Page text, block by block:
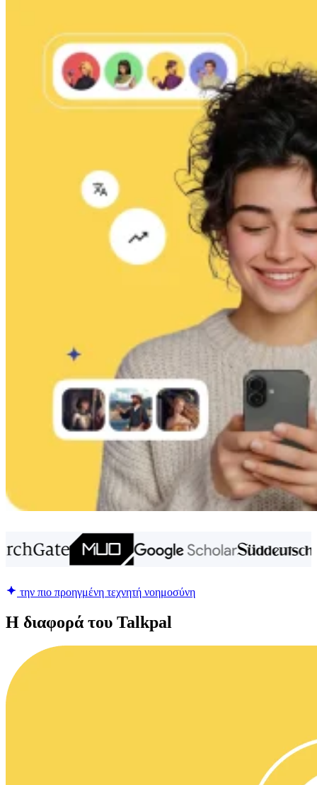
την πιο προηγμένη τεχνητή νοημοσύνη
Η διαφορά του Talkpal